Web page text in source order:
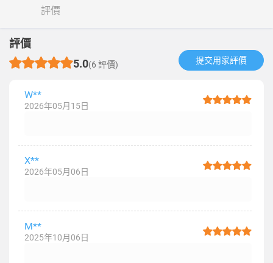
評價
評價
5.0(6 評價) 提交用家評價​
W**
2026年05月15日
X**
2026年05月06日
M**
2025年10月06日